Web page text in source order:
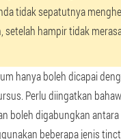
tidak sepatutnya
setelah hampir tidak
hanya boleh dicapai
Perlu diingatkan
boleh digabungkan antara
beberapa jenis